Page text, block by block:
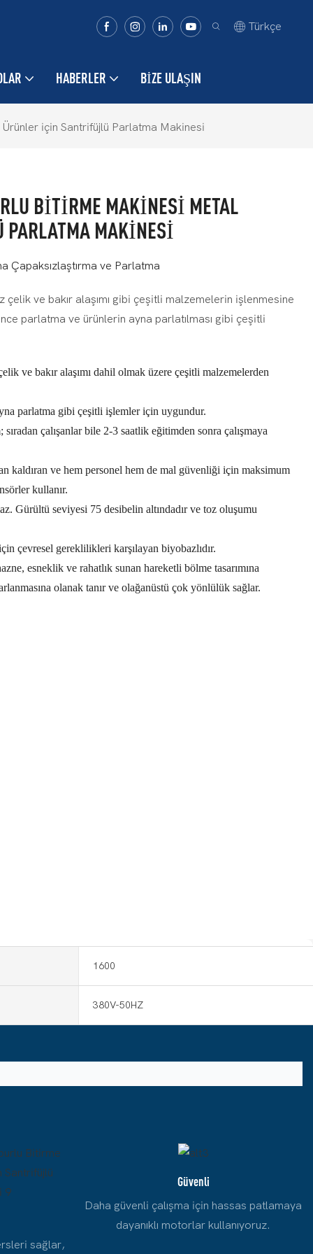
Türkçe
HABERLER BIZE ULAŞIN
için Santrifüjlü Parlatma Makinesi
BITIRME MAKINESI METAL
PARLATMA MAKINESI
Çapaksızlaştırma ve Parlatma
çelik ve bakır alaşımı gibi çeşitli malzemelerin işlenmesine
parlatma ve ürünlerin ayna parlatılması gibi çeşitli
ve bakır alaşımı dahil olmak üzere çeşitli malzemelerden
parlatma gibi çeşitli işlemler için uygundur.
çalışanlar bile 2-3 saatlik eğitimden sonra çalışmaya
kaldıran ve hem personel hem de mal güvenliği için maksimum
kullanır.
Gürültü seviyesi 75 desibelin altındadır ve toz oluşumu
çevresel gereklilikleri karşılayan biyobazlıdır.
esneklik ve rahatlık sunan hareketli bölme tasarımına
olanak tanır ve olağanüstü çok yönlülük sağlar.
1600
380V-50HZ
sağlar,
Güvenli
Daha güvenli çalışma için hassas patlamaya
dayanıklı motorlar kullanıyoruz.